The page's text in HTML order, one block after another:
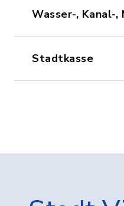
Wasser-, Kanal-,
Stadtkasse